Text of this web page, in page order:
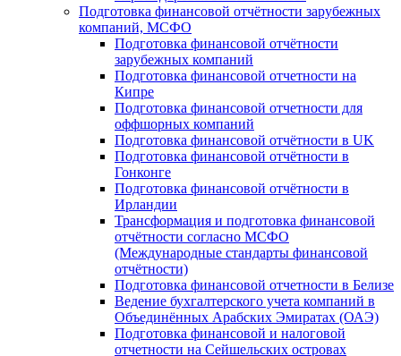
Подготовка финансовой отчётности зарубежных
компаний, МСФО
Подготовка финансовой отчётности
зарубежных компаний
Подготовка финансовой отчетности на
Кипре
Подготовка финансовой отчетности для
оффшорных компаний
Подготовка финансовой отчётности в UK
Подготовка финансовой отчётности в
Гонконге
Подготовка финансовой отчётности в
Ирландии
Трансформация и подготовка финансовой
отчётности согласно МСФО
(Международные стандарты финансовой
отчётности)
Подготовка финансовой отчетности в Белизе
Ведение бухгалтерского учета компаний в
Объединённых Арабских Эмиратах (ОАЭ)
Подготовка финансовой и налоговой
отчетности на Сейшельских островах